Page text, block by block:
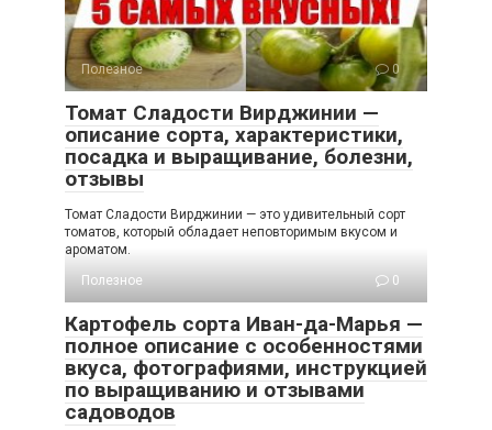
Полезное 0
Томат Сладости Вирджинии —
описание сорта, характеристики,
посадка и выращивание, болезни,
отзывы
Томат Сладости Вирджинии — это удивительный сорт
томатов, который обладает неповторимым вкусом и
ароматом.
Полезное
0
Картофель сорта Иван-да-Марья —
полное описание с особенностями
вкуса, фотографиями, инструкцией
по выращиванию и отзывами
садоводов